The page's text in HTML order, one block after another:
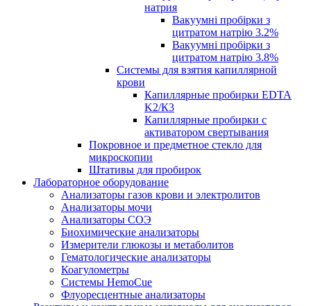
натрия
Вакуумні пробірки з
цитратом натрію 3.2%
Вакуумні пробірки з
цитратом натрію 3.8%
Системы для взятия капиллярной
крови
Капиллярные пробирки EDTA
K2/К3
Капиллярные пробирки с
активатором свертывания
Покровное и предметное стекло для
микроскопии
Штативы для пробирок
Лабораторное оборудование
Анализаторы газов крови и электролитов
Анализаторы мочи
Анализаторы СОЭ
Биохимические анализаторы
Измерители глюкозы и метаболитов
Гематологические анализаторы
Коагулометры
Системы HemoCue
Флуоресцентные анализаторы